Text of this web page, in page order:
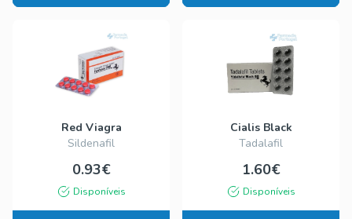
Red Viagra
Sildenafil
0.93€
Disponíveis
Cialis Black
Tadalafil
1.60€
Disponíveis